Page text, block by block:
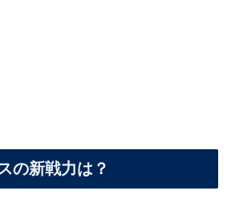
の新戦力は？